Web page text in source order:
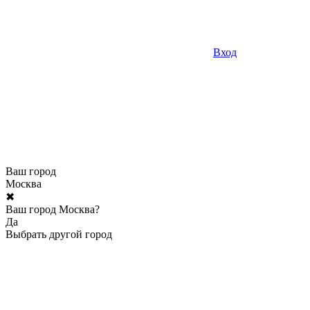
Вход
Ваш город
Москва
✖
Ваш город Москва?
Да
Выбрать другой город